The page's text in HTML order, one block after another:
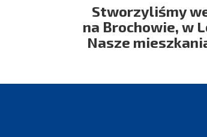
Stworzyliśmy
na Brochowie, w
Nasze